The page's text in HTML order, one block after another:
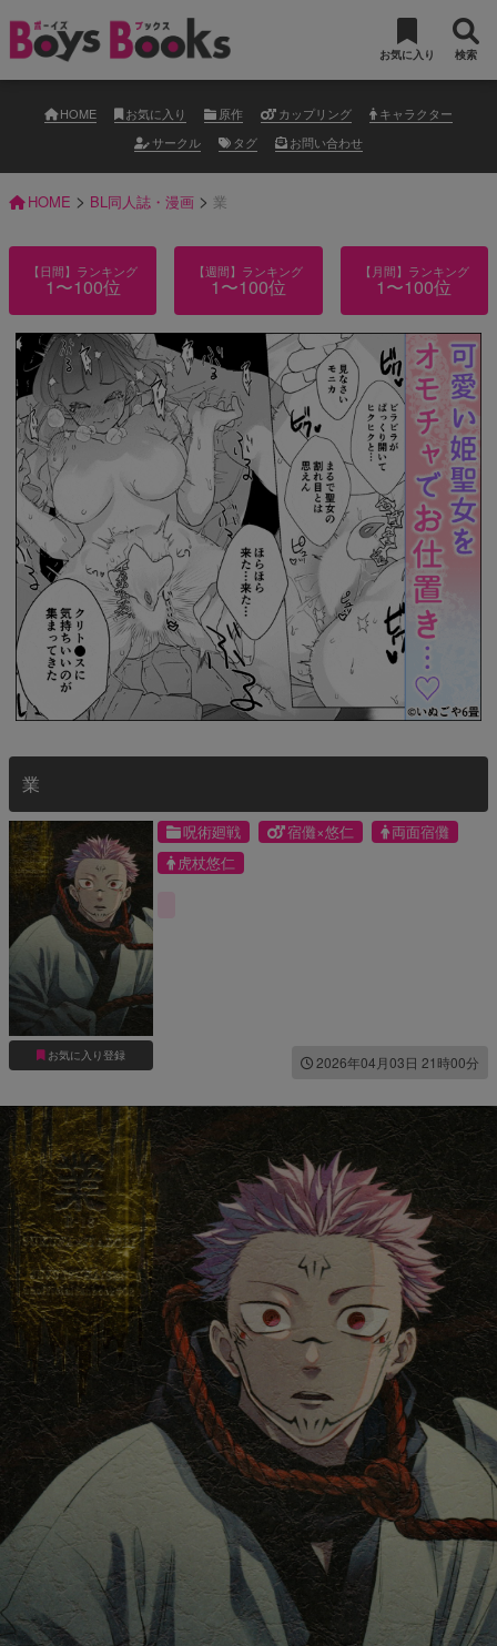
お気に入り 検索
HOME お気に入り 原作 カップリング
キャラクター
サークル
タグ お問い合わせ
HOME > BL同人誌・漫画 > 業
【日間】ランキング
1〜100位
【週間】ランキング
1〜100位
【月間】ランキング
1〜100位
業
お気に入り登録
呪術廻戦 宿儺×悠仁
両面宿儺
虎杖悠仁
2026年04月03日 21時00分